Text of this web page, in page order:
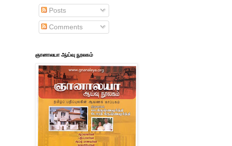
Posts
Comments
ஞானாலயா ஆய்வு நூலகம்